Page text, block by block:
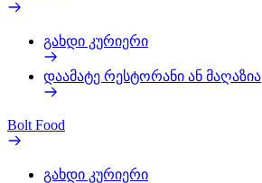
გახდი კურიერი
დაამატე რესტორანი ან მაღაზია
Bolt Food
გახდი კურიერი